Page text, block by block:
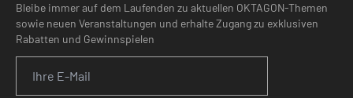
Bleibe immer auf dem Laufenden zu aktuellen OKTAGON-Themen
sowie neuen Veranstaltungen und erhalte Zugang zu exklusiven
Rabatten und Gewinnspielen